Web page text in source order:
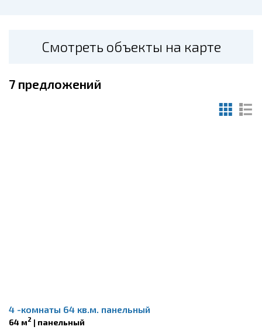
Смотреть объекты на карте
7 предложений
4 -комнаты 64 кв.м. панельный
64 м2 | панельный